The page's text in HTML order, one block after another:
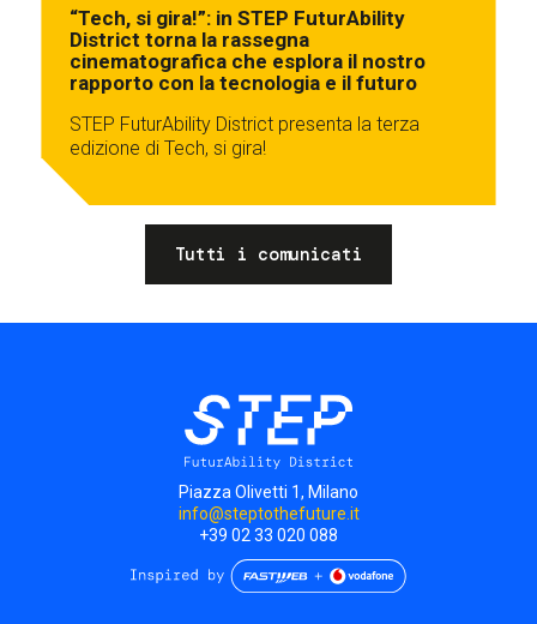
“Tech, si gira!”: in STEP FuturAbility
District torna la rassegna
cinematografica che esplora il nostro
rapporto con la tecnologia e il futuro
STEP FuturAbility District presenta la terza
edizione di Tech, si gira!
Tutti i comunicati
Piazza Olivetti 1, Milano
info@steptothefuture.it
+39 02 33 020 088